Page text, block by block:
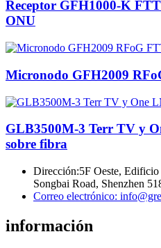
Receptor GFH1000-K
ONU
Micronodo GFH2009
GLB3500M-3 Terr TV y
sobre fibra
Dirección:5F Oeste,
Songbai Road, Shenzhen
Correo electrónico:
información